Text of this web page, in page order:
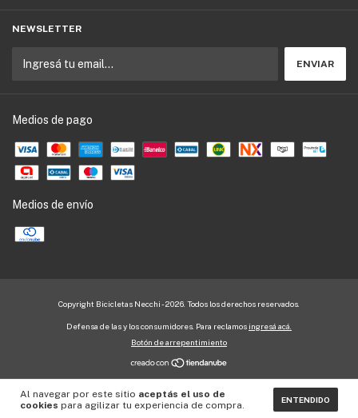
Al navegar por este sitio aceptás el uso de
cookies para agilizar tu experiencia de compra. ENTENDIDO
NEWSLETTER
Medios de pago
Medios de envío
Copyright Bicicletas Necchi - 2026. Todos los derechos reservados.
Defensa de las y los consumidores. Para reclamos ingresá acá.
Botón de arrepentimiento